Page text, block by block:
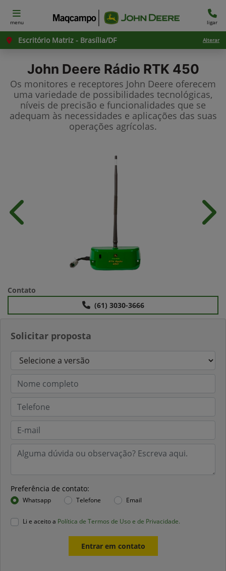
menu ligar
Escritório Matriz - Brasília/DF Alterar
John Deere Rádio RTK 450
Os monitores e receptores John Deere oferecem
uma variedade de possibilidades tecnológicas,
níveis de precisão e funcionalidades que se
adequam às necessidades e aplicações das suas
operações agrícolas.
Solicitar proposta
Preferência de contato:
Whatsapp Telefone Email
Li e aceito a Política de Termos de Uso e de Privacidade.
Entrar em contato
Anterior
Contato
(61) 3030-3666